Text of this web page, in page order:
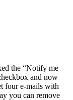
the “Notify me
and now
four e-mails with
you can remove